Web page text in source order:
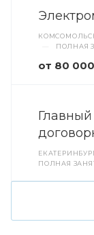
ПОЛНАЯ
ПОЛНАЯ